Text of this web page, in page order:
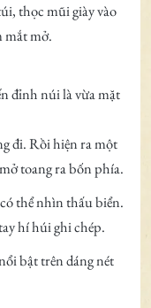
thọc mũi giày vào
mắt mở.
đỉnh núi là vừa mặt
đi. Rồi hiện ra một
toang ra bốn phía.
thể nhìn thấu biển.
hí húi ghi chép.
bật trên dáng nét